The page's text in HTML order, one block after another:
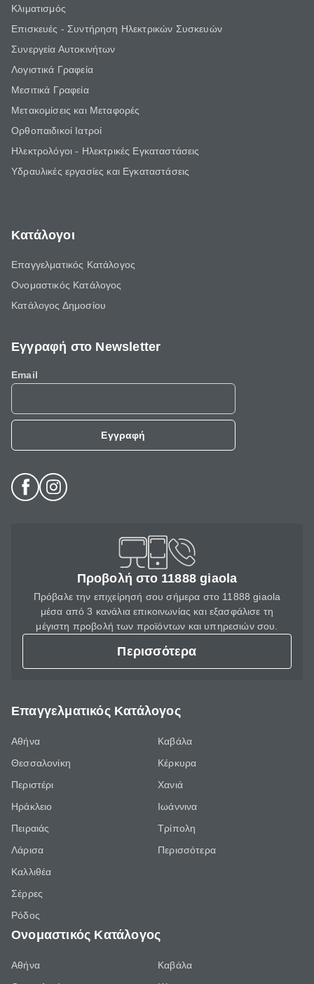
Κλιματισμός
Επισκευές - Συντήρηση Ηλεκτρικών Συσκευών
Συνεργεία Αυτοκινήτων
Λογιστικά Γραφεία
Μεσιτικά Γραφεία
Μετακομίσεις και Μεταφορές
Ορθοπαιδικοί Ιατροί
Ηλεκτρολόγοι - Ηλεκτρικές Εγκαταστάσεις
Υδραυλικές εργασίες και Εγκαταστάσεις
Κατάλογοι
Επαγγελματικός Κατάλογος
Ονομαστικός Κατάλογος
Κατάλογος Δημοσίου
Εγγραφή στο Newsletter
Email
Εγγραφή
Προβολή στο 11888 giaola
Πρόβαλε την επιχείρησή σου σήμερα στο 11888 giaola
μέσα από 3 κανάλια επικοινωνίας και εξασφάλισε τη
μέγιστη προβολή των προϊόντων και υπηρεσιών σου.
Περισσότερα
Επαγγελματικός Κατάλογος
Αθήνα
Θεσσαλονίκη
Περιστέρι
Ηράκλειο
Πειραιάς
Λάρισα
Καλλιθέα
Σέρρες
Ρόδος
Καβάλα
Κέρκυρα
Χανιά
Ιωάννινα
Τρίπολη
Περισσότερα
Ονομαστικός Κατάλογος
Αθήνα
Καβάλα